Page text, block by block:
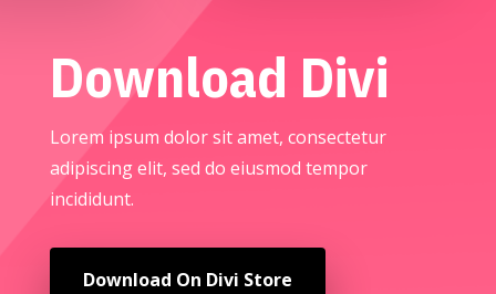
Download Divi
Lorem ipsum dolor sit amet, consectetur
adipiscing elit, sed do eiusmod tempor
incididunt.
Download On Divi Store